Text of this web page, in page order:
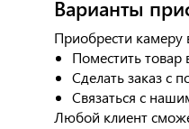
Варианты
Приобрести
Поместить товар
Сделать заказ с
Связаться с
Любой клиент